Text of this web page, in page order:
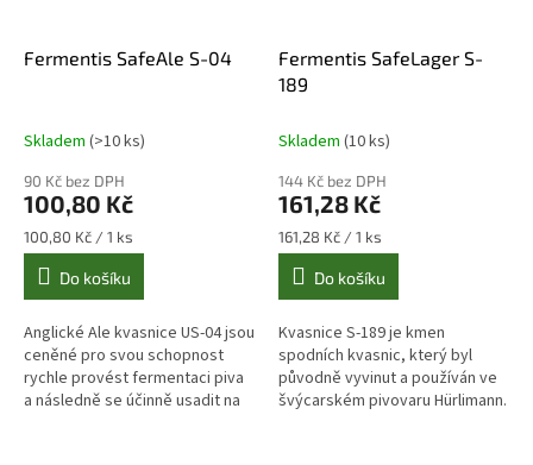
Fermentis SafeAle S-04
Skladem (>10 ks)
90 Kč bez DPH
100,80 Kč
Měrná
cena:
100,80 Kč / 1 ks
Do košíku
Anglické Ale kvasnice US-04 jsou
ceněné pro svou schopnost
rychle provést fermentaci piva
a následně se účinně usadit na
Fermentis SafeLager S-
189
Skladem (10 ks)
144 Kč bez DPH
161,28 Kč
Měrná
cena:
161,28 Kč / 1 ks
Do košíku
Kvasnice S-189 je kmen
spodních kvasnic, který byl
původně vyvinut a používán ve
švýcarském pivovaru Hürlimann.